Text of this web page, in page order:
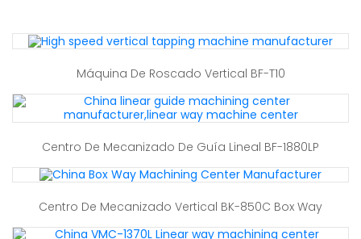
Máquina De Roscado Vertical BF-T10
Centro De Mecanizado De Guía Lineal BF-1880LP
Centro De Mecanizado Vertical BK-850C Box Way